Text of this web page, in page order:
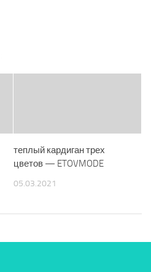
теплый кардиган трех
цветов — ETOVMODE
05.03.2021